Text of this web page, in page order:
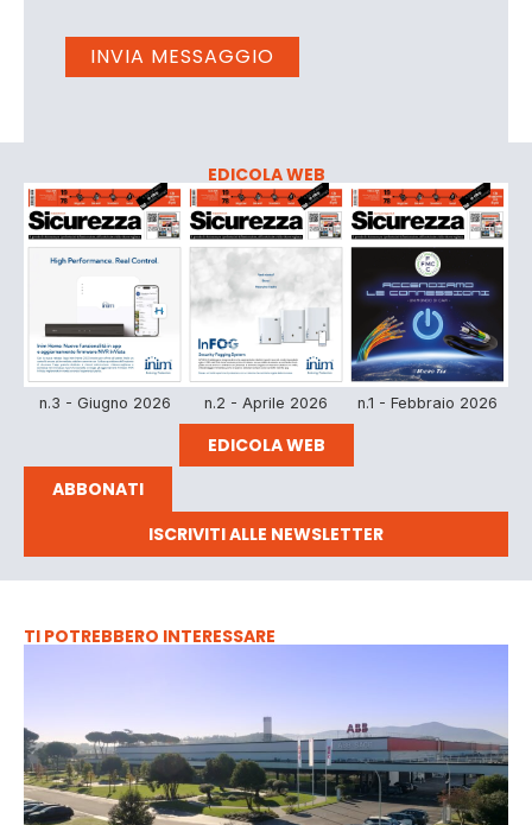
EDICOLA WEB
n.3 - Giugno 2026 n.2 - Aprile 2026 n.1 - Febbraio 2026
EDICOLA WEB
ABBONATI
ISCRIVITI ALLE NEWSLETTER
TI POTREBBERO INTERESSARE